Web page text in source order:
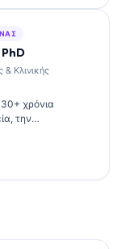
PhD
& Κλινικής
χρόνια
την
βιοδεικτών.
Κλινικής
διαγνωστικών